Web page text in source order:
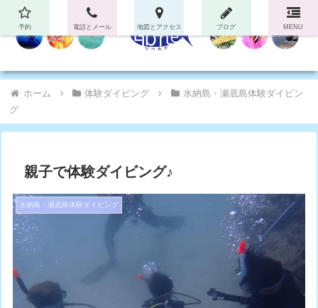
ホーム 体験ダイビング
水納島・瀬底島体験ダイビン
グ
親子で体験ダイビング♪
水納島・瀬底島体験ダイビング
予約 電話とメール 地図とアクセス ブログ MENU